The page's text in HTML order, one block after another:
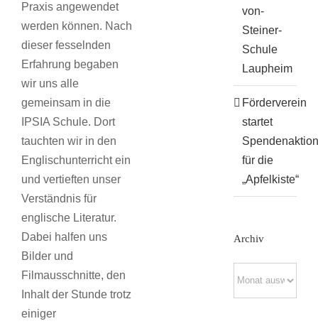
Praxis angewendet
werden können. Nach
dieser fesselnden
Erfahrung begaben
wir uns alle
gemeinsam in die
IPSIA Schule. Dort
tauchten wir in den
Englischunterricht ein
und vertieften unser
Verständnis für
englische Literatur.
Dabei halfen uns
Bilder und
Filmausschnitte, den
Inhalt der Stunde trotz
einiger
von-
Steiner-
Schule
Laupheim
Förderverein
startet
Spendenaktion
für die
„Apfelkiste“
Archiv